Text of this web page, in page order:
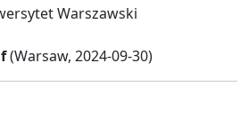
Warszawski
(Warsaw, 2024-09-30)